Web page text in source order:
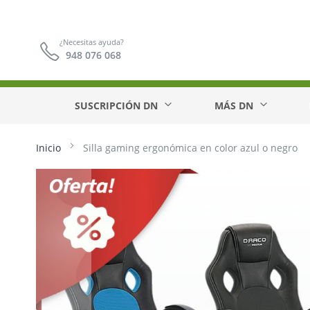
¿Necesitas ayuda?
948 076 068
SUSCRIPCIÓN DN MÁS DN
Inicio Silla gaming ergonómica en color azul o negro